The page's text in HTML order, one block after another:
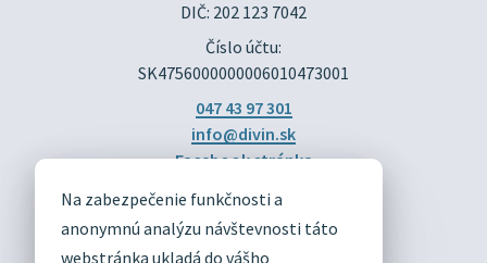
Na zabezpečenie funkčnosti a
anonymnú analýzu návštevnosti táto
webstránka ukladá do vášho
DIVÍN
OFICIÁLNE STRÁNKY
DIČ: 202 123 7042
Číslo účtu:
SK4756000000006010473001
047 43 97 301
info@divin.sk
Facebook stránka